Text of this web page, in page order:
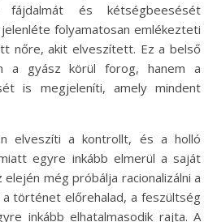
és kétségbeesését
folyamatosan emlékezteti
nőre, akit elveszített. Ez a belső
a gyász körül forog, hanem a
is megjeleníti, amely mindent
elveszíti a kontrollt, és a holló
egyre inkább elmerül a saját
még próbálja racionalizálni a
történet előrehalad, a feszültség
inkább elhatalmasodik rajta. A